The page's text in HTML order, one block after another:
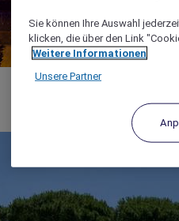
Sie können Ihre Auswahl
klicken, die über den Link
Weitere Informationen
Unsere Partner